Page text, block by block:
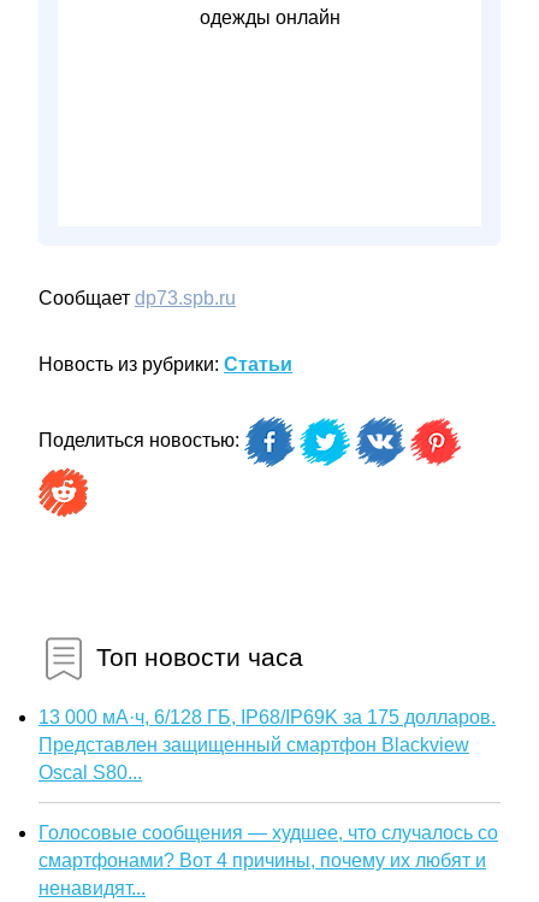
Сообщает dp73.spb.ru
Новость из рубрики: Статьи
Поделиться новостью:
Топ новости часа
13 000 мА·ч, 6/128 ГБ, IP68/IP69K за 175 долларов.
Представлен защищенный смартфон Blackview
Oscal S80...
Голосовые сообщения — худшее, что случалось со
смартфонами? Вот 4 причины, почему их любят и
ненавидят...